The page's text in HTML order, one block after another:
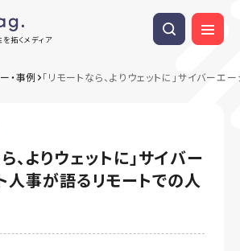
拓くメディア
・事例 「リモートなら、よりウェットに」サイバー
、よりウェットに」サイバー
人事が語るリモートでの人